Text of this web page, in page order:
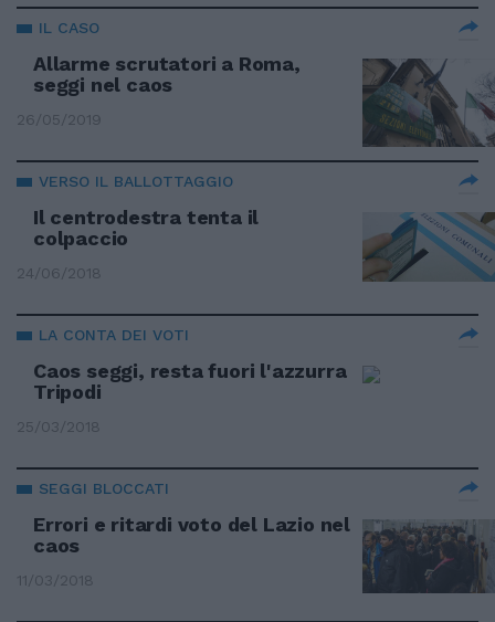
IL CASO
Allarme scrutatori a Roma,
seggi nel caos
26/05/2019
VERSO IL BALLOTTAGGIO
Il centrodestra tenta il
colpaccio
24/06/2018
LA CONTA DEI VOTI
Caos seggi, resta fuori l'azzurra
Tripodi
25/03/2018
SEGGI BLOCCATI
Errori e ritardi voto del Lazio nel
caos
11/03/2018